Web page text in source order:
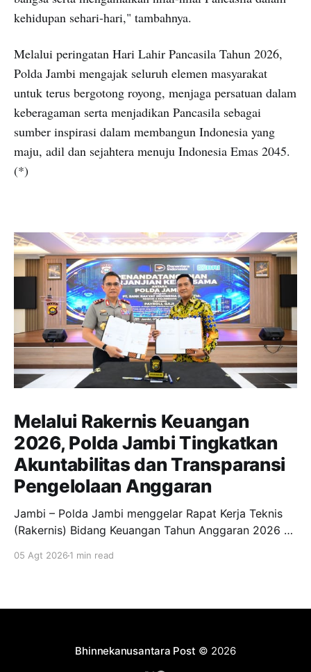
kehidupan sehari-hari," tambahnya.
Melalui peringatan Hari Lahir Pancasila Tahun 2026,
Polda Jambi mengajak seluruh elemen masyarakat
untuk terus bergotong royong, menjaga persatuan dalam
keberagaman serta menjadikan Pancasila sebagai
sumber inspirasi dalam membangun Indonesia yang
maju, adil dan sejahtera menuju Indonesia Emas 2045.
(*)
Melalui Rakernis Keuangan
2026, Polda Jambi Tingkatkan
Akuntabilitas dan Transparansi
Pengelolaan Anggaran
Jambi – Polda Jambi menggelar Rapat Kerja Teknis
(Rakernis) Bidang Keuangan Tahun Anggaran 2026 di
(5/8/2026). Kegiatan mengusung tema "Transformasi
05 Agt 2026 1 min read
Bhinnekanusantara Post © 2026